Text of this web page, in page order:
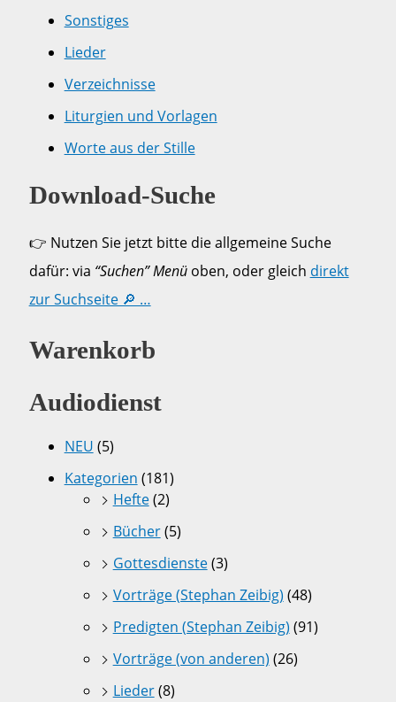
Sonstiges
Lieder
Verzeichnisse
Liturgien und Vorlagen
Worte aus der Stille
Download-Suche
👉 Nutzen Sie jetzt bitte die allgemeine Suche
dafür: via “Suchen” Menüoben, oder gleich direkt
zur Suchseite 🔎 …
Warenkorb
Audiodienst
NEU (5)
Kategorien (181)
Hefte(2)
Bücher(5)
Gottesdienste(3)
Vorträge (Stephan Zeibig) (48)
Predigten (Stephan Zeibig) (91)
Vorträge (von anderen) (26)
Lieder(8)